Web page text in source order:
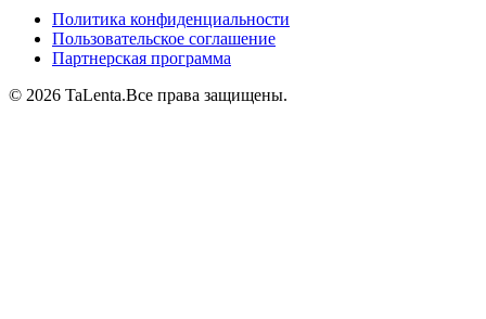
Политика конфиденциальности
Пользовательское соглашение
Партнерская программа
© 2026 TaLenta.Все права защищены.